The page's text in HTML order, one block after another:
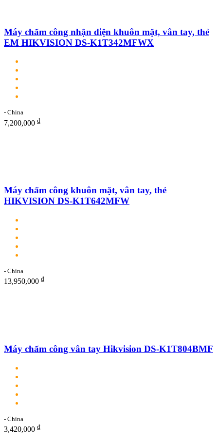
Máy chấm công nhận diện khuôn mặt, vân tay, thẻ
EM HIKVISION DS-K1T342MFWX
- China
7,200,000 ₫
Máy chấm công khuôn mặt, vân tay, thẻ
HIKVISION DS-K1T642MFW
- China
13,950,000 ₫
Máy chấm công vân tay Hikvision DS-K1T804BMF
- China
3,420,000 ₫